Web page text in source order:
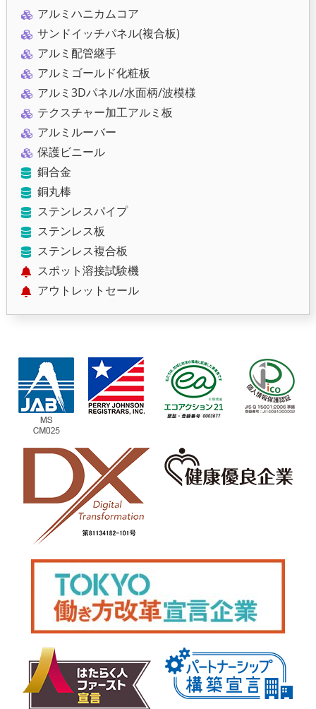
アルミハニカムコア
サンドイッチパネル(複合板)
アルミ配管継手
アルミゴールド化粧板
アルミ3Dパネル/水面柄/波模様
テクスチャー加工アルミ板
アルミルーバー
保護ビニール
銅合金
銅丸棒
ステンレスパイプ
ステンレス板
ステンレス複合板
スポット溶接試験機
アウトレットセール